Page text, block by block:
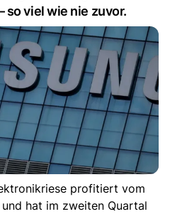
so viel wie nie zuvor.
profitiert vom
hat im zweiten Quartal